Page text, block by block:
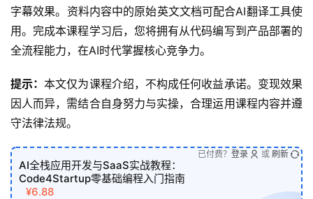
字幕效果。资料内容中的原始英文文档可配合AI翻译工具使
用。完成本课程学习后，您将拥有从代码编写到产品部署的
全流程能力，在AI时代掌握核心竞争力。
提示：本文仅为课程介绍，不构成任何收益承诺。变现效果
因人而异，需结合自身努力与实操，合理运用课程内容并遵
守法律法规。
AI全栈应用开发与SaaS实战教程：
Code4Startup零基础编程入门指南
¥6.88
已付费？ 登录 或 刷新